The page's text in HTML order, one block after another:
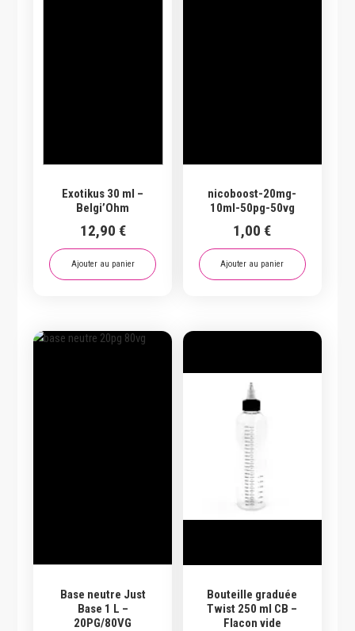
Exotikus 30 ml –
Belgi’Ohm
12,90 €
Ajouter au panier
nicoboost-20mg-
10ml-50pg-50vg
1,00€
Ajouter au panier
Base neutre Just
Base 1 L –
20PG/80VG
Bouteille graduée
Twist 250 ml CB –
Flacon vide